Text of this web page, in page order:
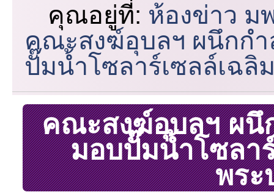
คุณอยู่ที่: ห้องข่าว ม
คณะสงฆ์อุบลฯ ผนึกกำ
ปั๊มน้ำโซลาร์เซลล์เฉลิ
คณะสงฆ์อุบลฯ ผนึ
มอบปั๊มน้ำโซลา
พระ